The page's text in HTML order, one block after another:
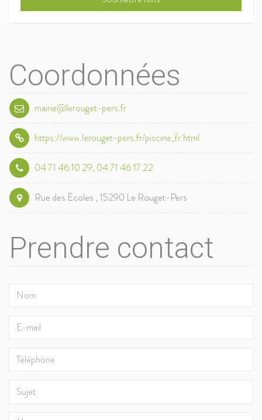
Coordonnées
mairie@lerouget-pers.fr
https://www.lerouget-pers.fr/piscine_fr.html
04 71 46 10 29, 04 71 46 17 22
Rue des Écoles , 15290 Le Rouget-Pers
Prendre contact